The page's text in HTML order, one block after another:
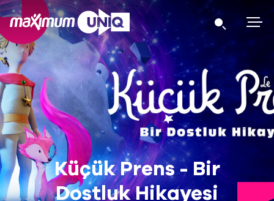
Küçük Prens - Bir
Dostluk Hikayesi